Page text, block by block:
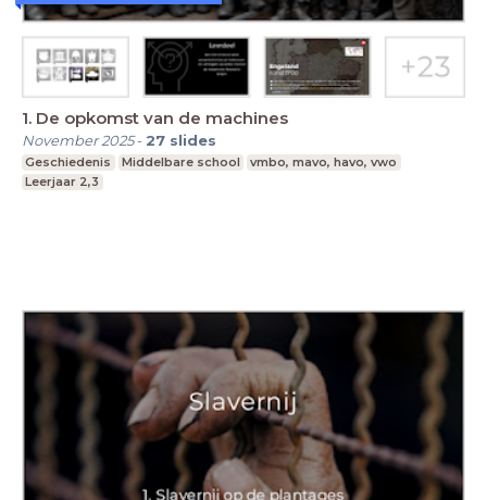
1. De opkomst van de machines
November 2025- 27 slides
Geschiedenis Middelbare school
vmbo, mavo, havo, vwo
Leerjaar 2,3